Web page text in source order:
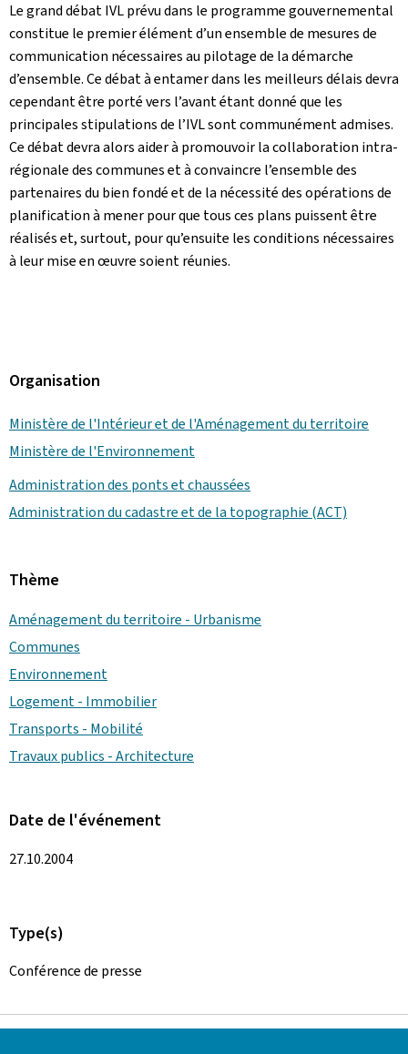
Le grand débat IVL prévu dans le programme gouvernemental
constitue le premier élément d’un ensemble de mesures de
communication nécessaires au pilotage de la démarche
d’ensemble. Ce débat à entamer dans les meilleurs délais devra
cependant être porté vers l’avant étant donné que les
principales stipulations de l’IVL sont communément admises.
Ce débat devra alors aider à promouvoir la collaboration intra-
régionale des communes et à convaincre l’ensemble des
partenaires du bien fondé et de la nécessité des opérations de
planification à mener pour que tous ces plans puissent être
réalisés et, surtout, pour qu’ensuite les conditions nécessaires
à leur mise en œuvre soient réunies.
Organisation
Ministère de l'Intérieur et de l'Aménagement du territoire
Ministère de l'Environnement
Administration des ponts et chaussées
Administration du cadastre et de la topographie (ACT)
Thème
Aménagement du territoire - Urbanisme
Communes
Environnement
Logement - Immobilier
Transports - Mobilité
Travaux publics - Architecture
Date de l'événement
27.10.2004
Type(s)
Conférence de presse